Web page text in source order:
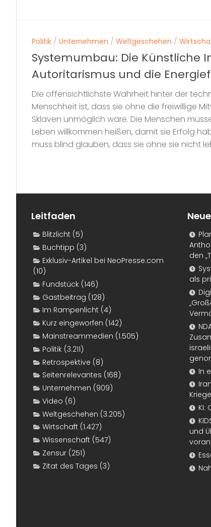
Politik / Unternehmen / Weltgeschehen /
Systemumbau: Die Künstliche
Autoritarismus und die
Die offensichtlichste Wahrheit hinter der
Menschheit ist, dass sie ohne die freiwillige
Sklaven unmöglich wäre. Die Menschen
Leben willkommen heißen, damit sie Erfolg
muss blind glauben, dass sie ohne sie nicht
Leitfaden
Blitzlicht (5)
Buchtipp (3)
Exklusiv-Artikel bei NeoPresse.com
(10)
Fundstück (146)
Gastbeitrag (128)
Im Rampenlicht (4)
Kurz eingeworfen (142)
Mainstreammedien (1.505)
Politik (3.211)
Retrospektive (8)
Seitenrelevantes (168)
Unternehmen (909)
Video (6)
Weltgeschehen (3.205)
Wirtschaft (1.427)
Wissenschaft (547)
Zensur (251)
Zitat des Tages (3)
den
als
In
KI:
und
voran